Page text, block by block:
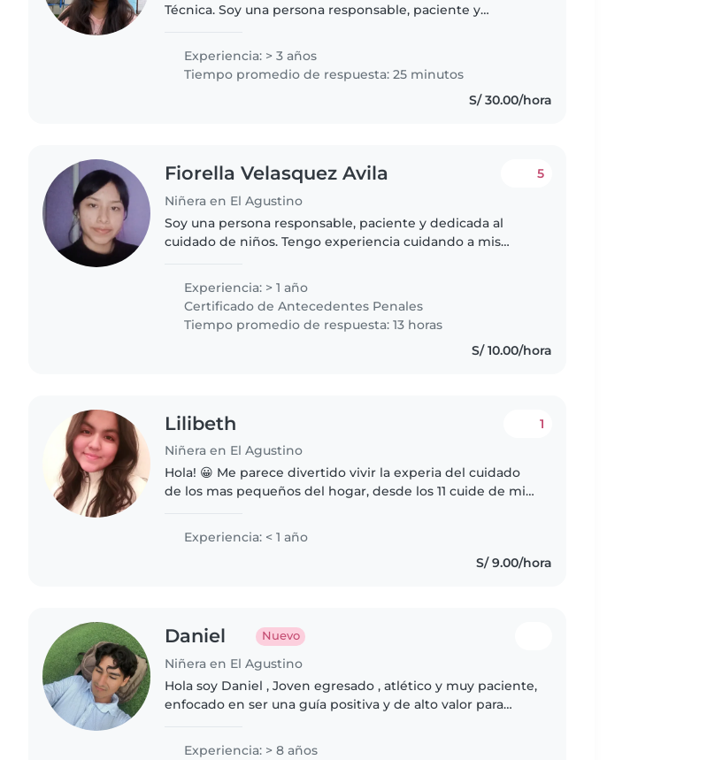
Técnica. Soy una persona responsable, paciente y
acompañarlos y crear un ambiente..
Experiencia: > 3 años
Tiempo promedio de respuesta: 25 minutos
S/ 30.00/hora
Fiorella Velasquez Avila
Niñera en El Agustino
5
Soy una persona responsable, paciente y dedicada al
cuidado de niños. Tengo experiencia cuidando a mis
Experiencia: > 1 año
Certificado de Antecedentes Penales
Tiempo promedio de respuesta: 13 horas
S/ 10.00/hora
Lilibeth
Niñera en El Agustino
1
Hola! 😀 Me parece divertido vivir la experia del cuidado
de los mas pequeños del hogar, desde los 11 cuide de mis
ser, extraño..
Experiencia: < 1 año
S/ 9.00/hora
Daniel Nuevo
Niñera en El Agustino
Hola soy Daniel , Joven egresado , atlético y muy paciente,
enfocado en ser una guía positiva y de alto valor para
deportiva..
Experiencia: > 8 años